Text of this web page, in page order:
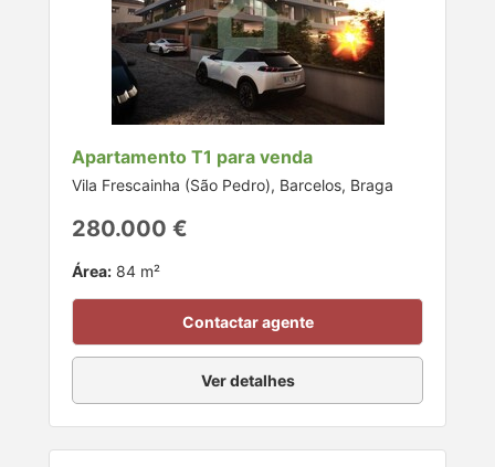
Apartamento T1 para venda
Vila Frescainha (São Pedro), Barcelos, Braga
280.000 €
Área: 84 m²
Contactar agente
Ver detalhes